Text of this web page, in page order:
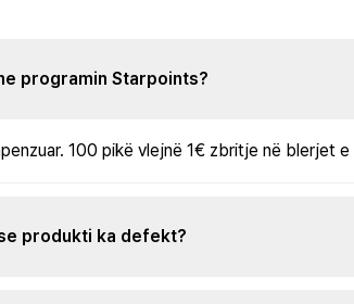
programin Starpoints?
100 pikë vlejnë 1€ zbritje në blerjet e
produkti ka defekt?